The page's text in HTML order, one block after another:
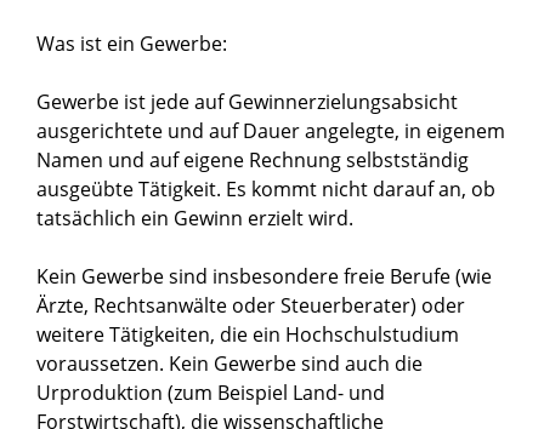
Was ist ein Gewerbe:
Gewerbe ist jede auf Gewinnerzielungsabsicht
ausgerichtete und auf Dauer angelegte, in eigenem
Namen und auf eigene Rechnung selbstständig
ausgeübte Tätigkeit. Es kommt nicht darauf an, ob
tatsächlich ein Gewinn erzielt wird.
Kein Gewerbe sind insbesondere freie Berufe (wie
Ärzte, Rechtsanwälte oder Steuerberater) oder
weitere Tätigkeiten, die ein Hochschulstudium
voraussetzen. Kein Gewerbe sind auch die
Urproduktion (zum Beispiel Land- und
Forstwirtschaft), die wissenschaftliche